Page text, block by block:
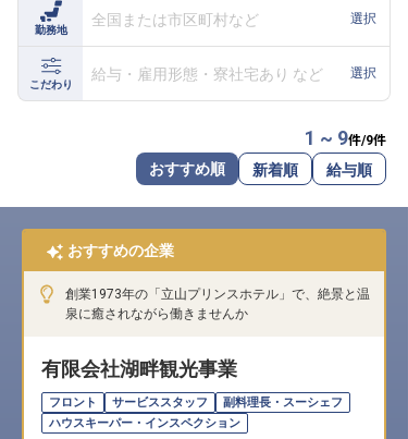
よくある質問
ホテル・宿泊業界情報コラム
転職サポートに申し込む
採用をお考えの企業様へ
勤務地
全国または市区町村など 選択
こだわり
給与・雇用形態・寮社宅あり など 選択
1 ~ 9件/9件
おすすめ順 新着順 給与順
おすすめの企業
創業1973年の「立山プリンスホテル」で、絶景と温
泉に癒されながら働きませんか
有限会社湖畔観光事業
フロント サービススタッフ
副料理長・スーシェフ
ハウスキーパー・インスペクション